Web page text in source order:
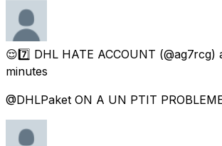
😌7️⃣ DHL HATE ACCOUNT (@ag7rcg)
minutes
@DHLPaket ON A UN PTIT